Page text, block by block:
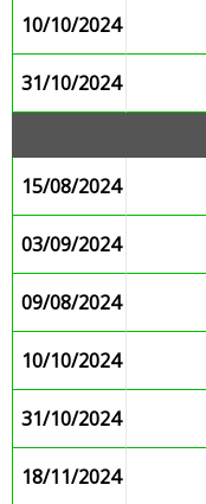
10/10/2024
31/10/2024
15/08/2024
03/09/2024
09/08/2024
10/10/2024
31/10/2024
18/11/2024